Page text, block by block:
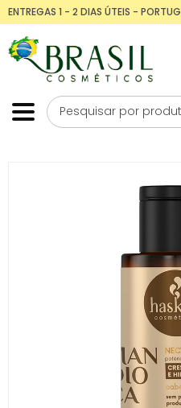
ENTREGAS 1 - 2 DIAS ÚTEIS -